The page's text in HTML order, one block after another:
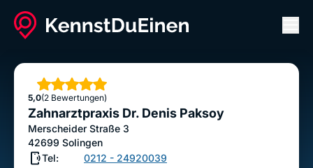
Zahnarztpraxis Dr. Denis Paksoy
5,0
Sterne
(2 Bewertungen)
Zahnarztpraxis Dr. Denis Paksoy
Merscheider Straße 3
42699 Solingen
Tel:
0212 - 24920039